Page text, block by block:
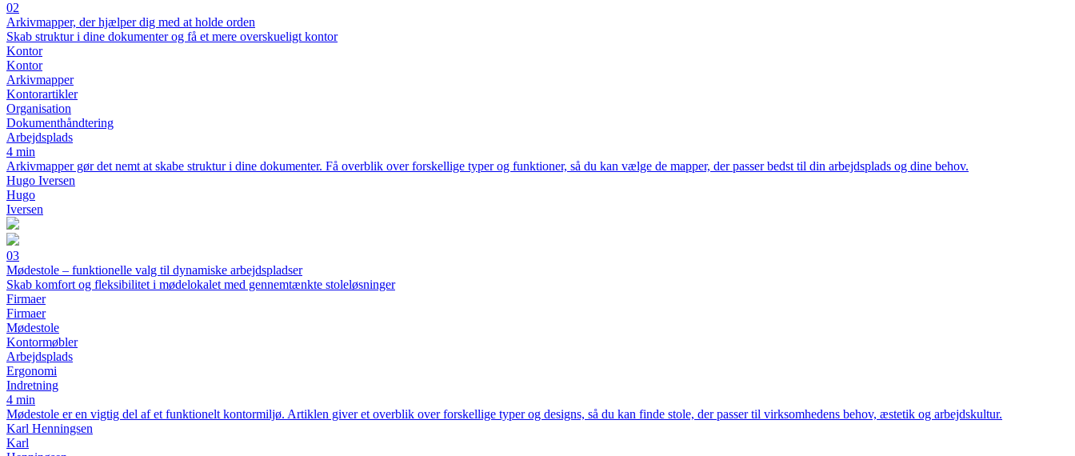
02
Arkivmapper, der hjælper dig med at holde orden
Skab struktur i dine dokumenter og få et mere overskueligt kontor
Kontor
Kontor
Arkivmapper
Kontorartikler
Organisation
Dokumenthåndtering
Arbejdsplads
4 min
Arkivmapper gør det nemt at skabe struktur i dine dokumenter. Få overblik over forskellige typer og funktioner, så du kan vælge de mapper, der passer bedst til din arbejdsplads og dine behov.
Hugo Iversen
Hugo
Iversen
03
Mødestole – funktionelle valg til dynamiske arbejdspladser
Skab komfort og fleksibilitet i mødelokalet med gennemtænkte stoleløsninger
Firmaer
Firmaer
Mødestole
Kontormøbler
Arbejdsplads
Ergonomi
Indretning
4 min
Mødestole er en vigtig del af et funktionelt kontormiljø. Artiklen giver et overblik over forskellige typer og designs, så du kan finde stole, der passer til virksomhedens behov, æstetik og arbejdskultur.
Karl Henningsen
Karl